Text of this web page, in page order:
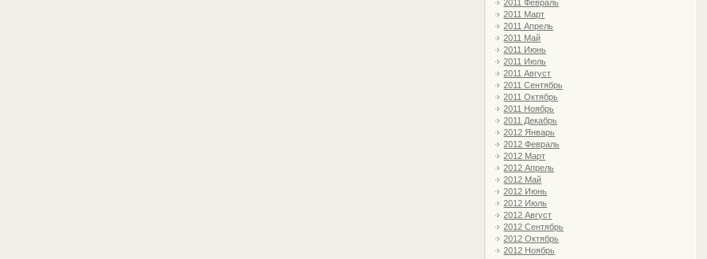
2011 Февраль
2011 Март
2011 Апрель
2011 Май
2011 Июнь
2011 Июль
2011 Август
2011 Сентябрь
2011 Октябрь
2011 Ноябрь
2011 Декабрь
2012 Январь
2012 Февраль
2012 Март
2012 Апрель
2012 Май
2012 Июнь
2012 Июль
2012 Август
2012 Сентябрь
2012 Октябрь
2012 Ноябрь